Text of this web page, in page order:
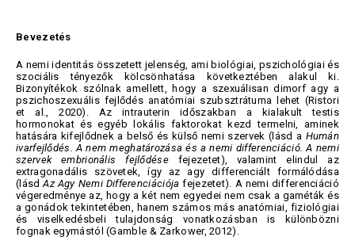
Bevezetés
A nemi identitás összetett jelenség, ami biológiai, pszichológiai és
szociális tényezők kölcsönhatása következtében alakul ki.
Bizonyítékok szólnak amellett, hogy a szexuálisan dimorf agy a
pszichoszexuális fejlődés anatómiai szubsztrátuma lehet (Ristori
et al., 2020). Az intrauterin időszakban a kialakult testis
hormonokat és egyéb lokális faktorokat kezd termelni, aminek
hatására kifejlődnek a belső és külső nemi szervek (lásd a Humán
ivarfejlődés. A nem meghatározása és a nemi differenciáció. A nemi
szervek embrionális fejlődésefejezetet), valamint elindul az
extragonadális szövetek, így az agy differenciált formálódása
(lásdAz Agy Nemi Differenciációja fejezetet). A nemi differenciáció
végeredménye az, hogy a két nem egyedei nem csak a gaméták és
a gonádok tekintetében, hanem számos más anatómiai, fiziológiai
és viselkedésbeli tulajdonság vonatkozásban is különbözni
fognak egymástól (Gamble & Zarkower, 2012).